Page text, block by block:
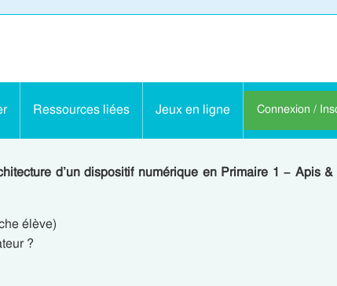
Ressources liées Jeux en ligne Connexion /
d’un dispositif numérique en Primaire 1 – Apis
élève)
?